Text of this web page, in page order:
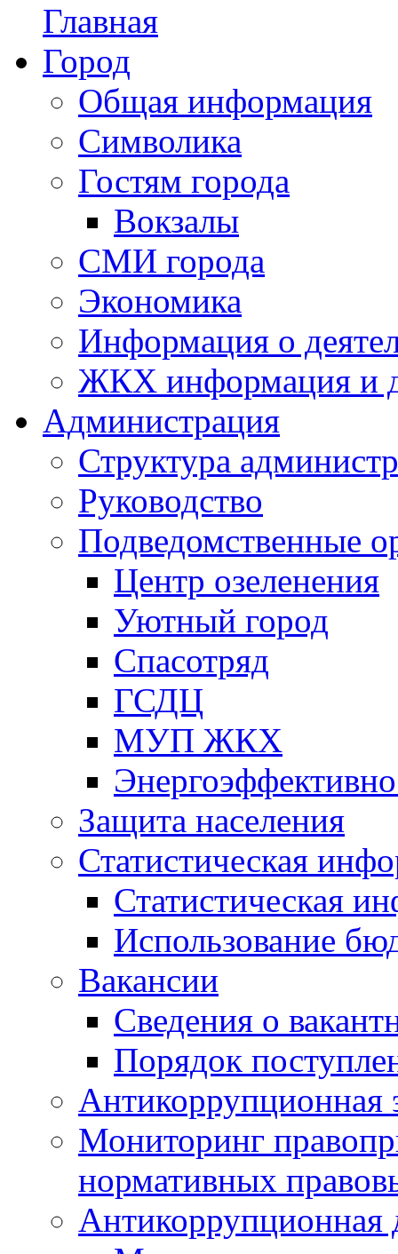
Главная
Город
Общая информация
Символика
Гостям города
Вокзалы
СМИ города
Экономика
Информация о
ЖКХ информация и
Администрация
Структура
Руководство
Подведомственные
Центр озеленения
Уютный город
Спасотряд
ГСДЦ
МУП ЖКХ
Защита населения
Статистическая
Статистическая
Использование
Вакансии
Сведения о
Порядок
Антикоррупционная
Мониторинг
нормативных
Антикоррупционная